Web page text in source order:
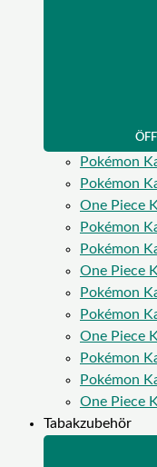
Pokémon
Pokémon
One Piece
Pokémon
Pokémon
One Piece
Pokémon
Pokémon
One Piece
Pokémon
Pokémon
One Piece
Tabakzubehör